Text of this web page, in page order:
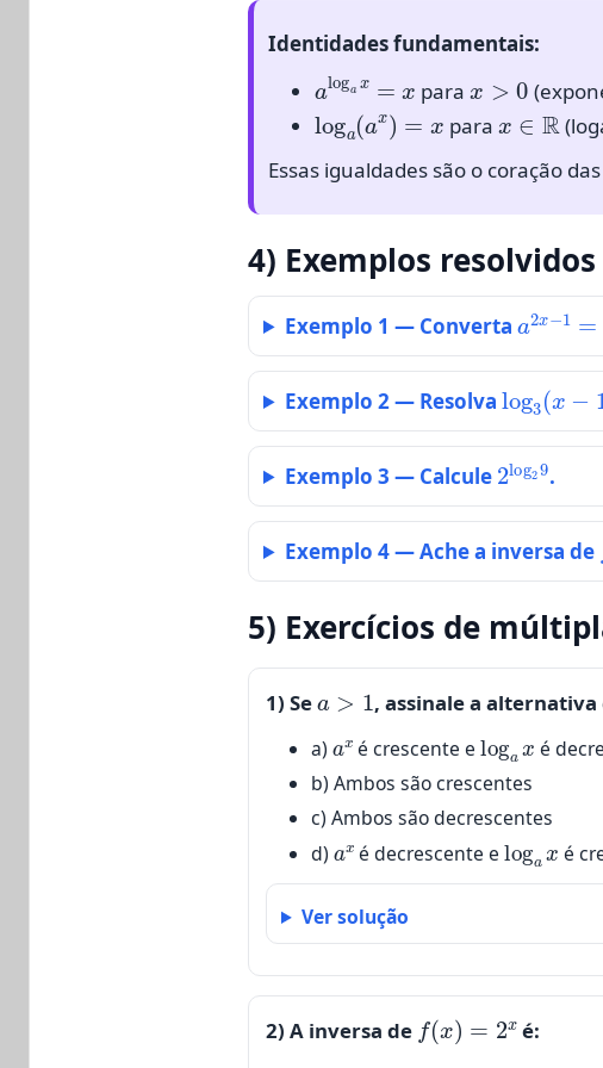
Identidades fundamentais:
aloga
para
log a ax )= x
para
x ∈ R
Essas igualdades são o coração
4) Exemplos resolvidos
Exemplo 1 — Converta
a2x −
Exemplo 2 — Resolva
log 3 1
Exemplo 3 — Calcule
2log
.
Exemplo 4 —Ache a inversa de
5) Exercícios de
1) Sea >1 , assinale a
a) axé crescente elogaxé
b) Ambos são crescentes
c) Ambos são decrescentes
d) axé decrescente elogaxé
Ver solução
2) A inversa de f(x)=2x é: